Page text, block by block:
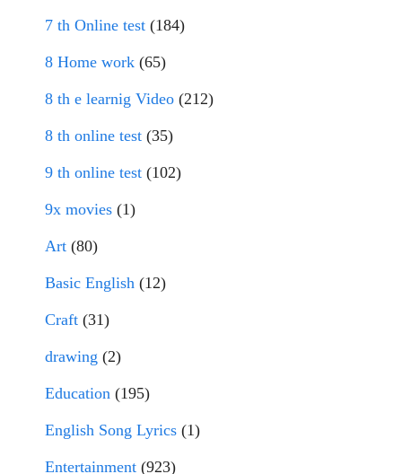
7 th Online test (184)
8 Home work (65)
8 th e learnig Video (212)
8 th online test (35)
9 th online test (102)
9x movies (1)
Art (80)
Basic English (12)
Craft (31)
drawing (2)
Education (195)
English Song Lyrics (1)
Entertainment (923)